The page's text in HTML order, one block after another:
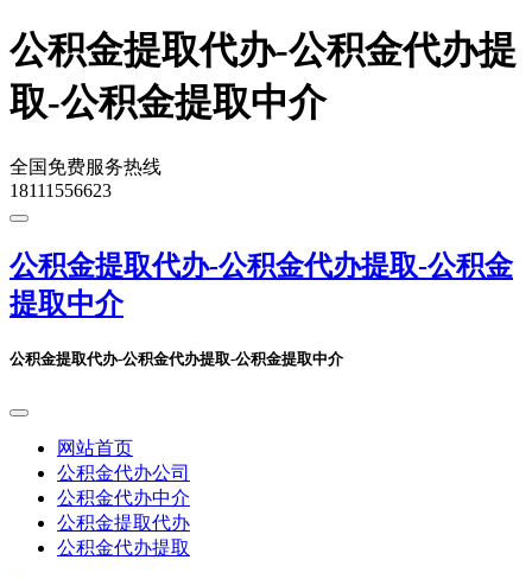
公积金提取代办-公积金代办提
取-公积金提取中介
全国免费服务热线
18111556623
公积金提取代办-公积金代办提取-公积金
提取中介
公积金提取代办-公积金代办提取-公积金提取中介
网站首页
公积金代办公司
公积金代办中介
公积金提取代办
公积金代办提取